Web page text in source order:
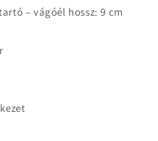
– vágóél hossz: 9 cm